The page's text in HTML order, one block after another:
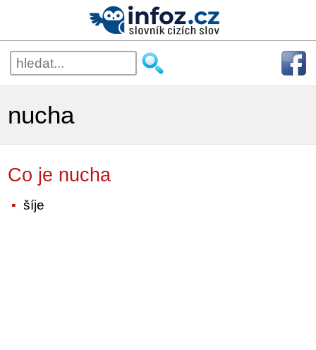
nucha
Co je nucha
šíje